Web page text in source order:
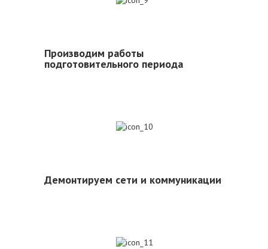
Производим работы
подготовительного периода
Демонтируем сети и коммуникации